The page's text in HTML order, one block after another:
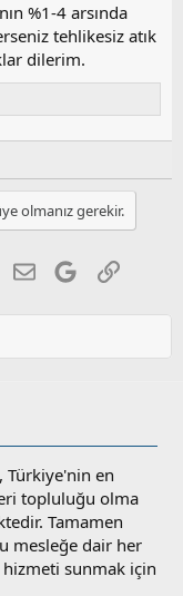
%1-4 arsında
tehlikesiz atık
dilerim.
olmanız gerekir.
E-postaGoogleLink
Türkiye'nin en
topluluğu olma
Tamamen
mesleğe dair her
hizmeti sunmak için